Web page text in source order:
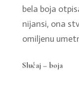
bela boja
nijansi, ona
omiljenu
Slučaj – boja